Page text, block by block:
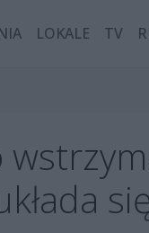
LOKALE TV